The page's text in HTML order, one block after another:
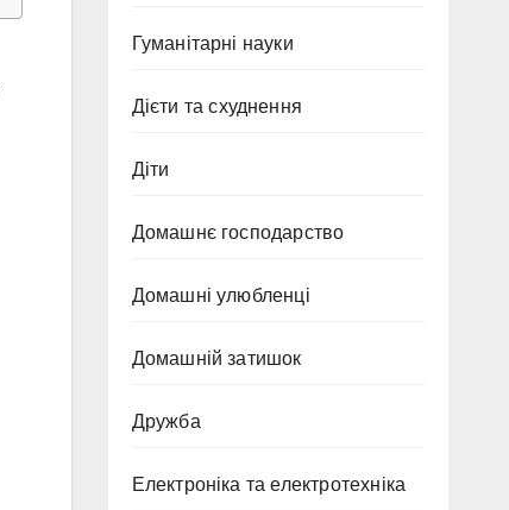
Гуманітарні науки
Дієти та схуднення
Діти
Домашнє господарство
Домашні улюбленці
Домашній затишок
Дружба
Електроніка та електротехніка